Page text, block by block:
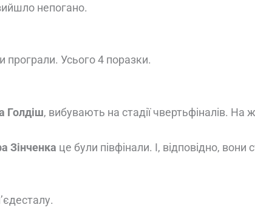
непогано.
програли. Усього 4 поразки.
Голдіш, вибувають на стадії чвертьфіналів. На
Зінченка це були півфінали. І, відповідно,